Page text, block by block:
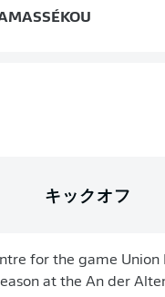
キックオフ
for the game
at the An der